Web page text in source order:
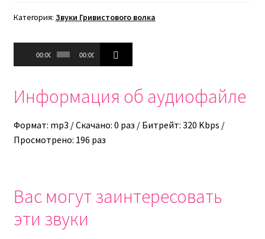
Категория: Звуки Гривистового волка
Аудиоплеер
00:00 00:00
Информация об аудиофайле
Формат: mp3 / Скачано: 0 раз / Битрейт: 320 Kbps /
Просмотрено: 196 раз
Вас могут заинтересовать
эти звуки